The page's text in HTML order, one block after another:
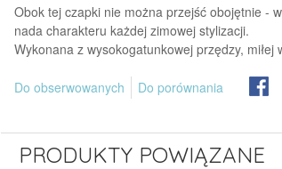
Obok tej czapki nie można przejść obojętnie -
nada charakteru każdej zimowej stylizacji.
Wykonana z wysokogatunkowej przędzy,
Do obserwowanych Do porównania
PRODUKTY POWIĄZANE